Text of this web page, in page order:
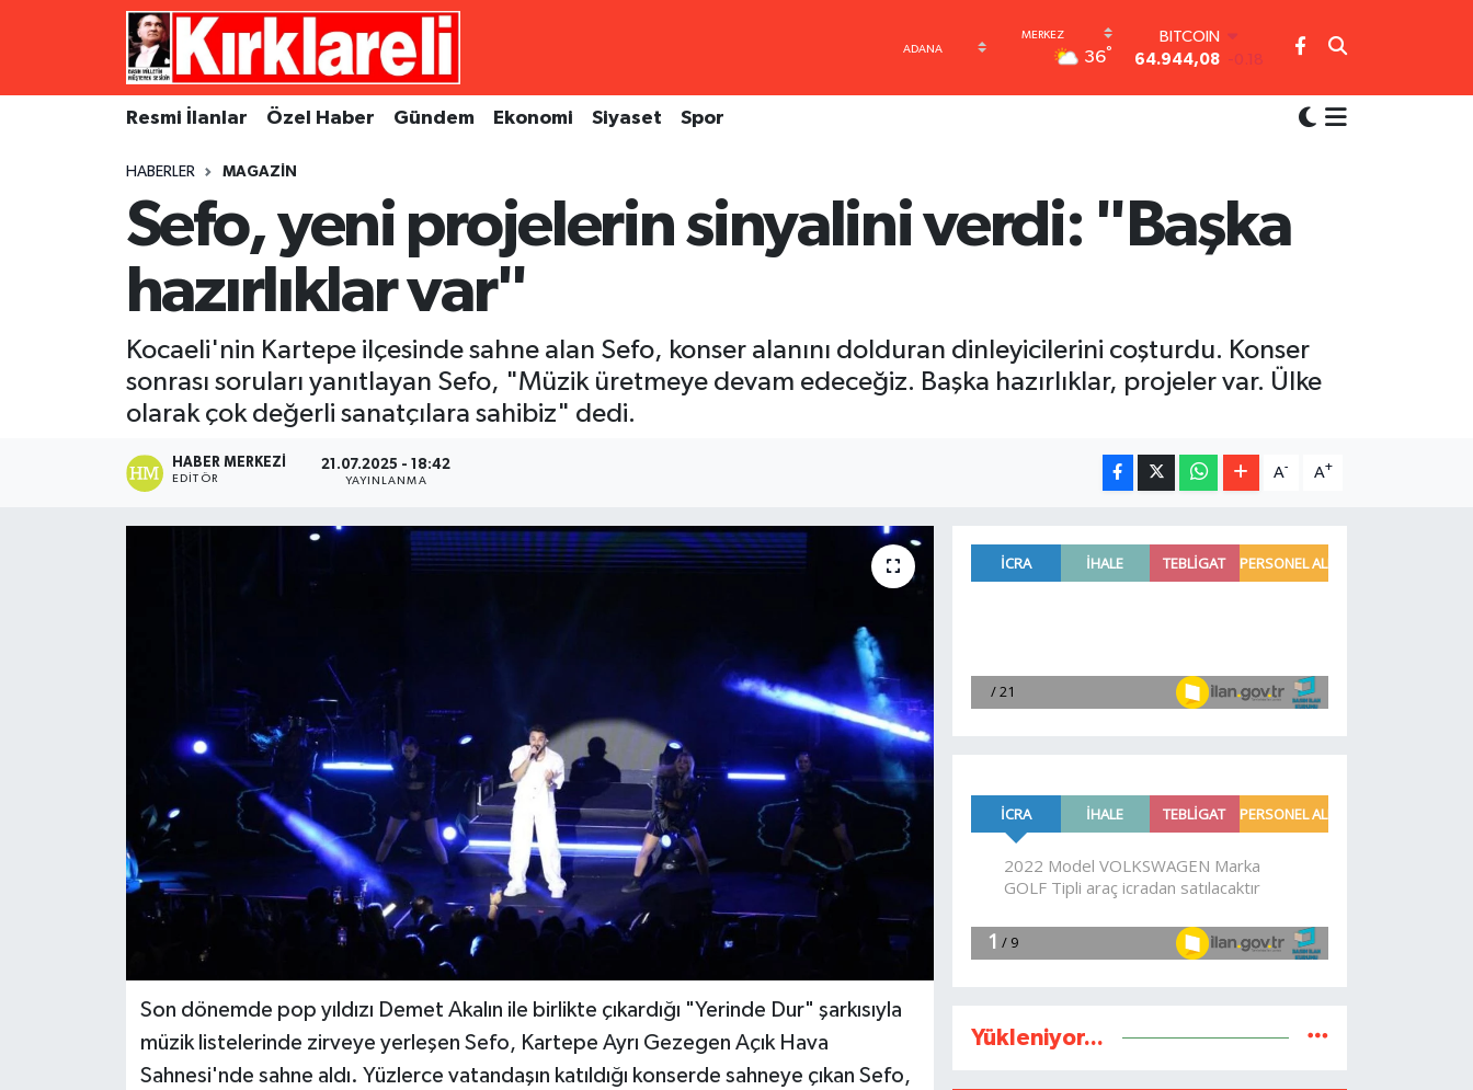
36°
64.944,08
DOLAR
47,7436 0.18
GRAM ALTIN
6660.55 0.03
BİST100
Resmi İlanlar Özel Haber Gündem Ekonomi Siyaset Spor
HABERLER MAGAZIN
Sefo, yeni projelerin sinyalini verdi: "Başka
hazırlıklar var"
Kocaeli'nin Kartepe ilçesinde sahne alan Sefo, konser alanını dolduran dinleyicilerini coşturdu. Konser
sonrası soruları yanıtlayan Sefo, "Müzik üretmeye devam edeceğiz. Başka hazırlıklar, projeler var. Ülke
olarak çok değerli sanatçılara sahibiz" dedi.
HABER MERKEZI
EDITÖR
21.07.2025 - 18:42
YAYINLANMA
A- A+
Son dönemde pop yıldızı Demet Akalın ile birlikte çıkardığı "Yerinde Dur" şarkısıyla
müzik listelerinde zirveye yerleşen Sefo, Kartepe Ayrı Gezegen Açık Hava
Sahnesi'nde sahne aldı. Yüzlerce vatandaşın katıldığı konserde sahneye çıkan Sefo,
Yükleniyor...
Resmi İlanlar
Ekonomi
Kültür Sanat
Magazin
Merkez Nöbetçi Eczaneler
Süper Lig Puan Durumu ve Fikstür
Tüm Manşetler
Son Dakika Haberleri
Haber Arşivi